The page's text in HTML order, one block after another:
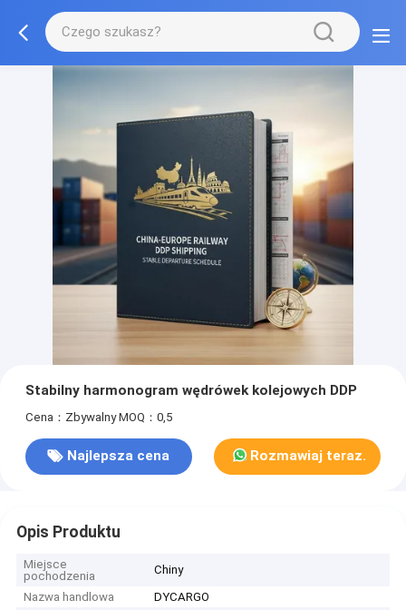
Stabilny harmonogram wędrówek kolejowych DDP
Cena：Zbywalny MOQ：0,5
Najlepsza cena Rozmawiaj teraz.
Opis Produktu
Miejsce
pochodzenia
Chiny
Nazwa handlowa
DYCARGO